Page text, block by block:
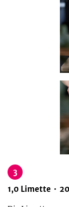
3
1,0 Limette